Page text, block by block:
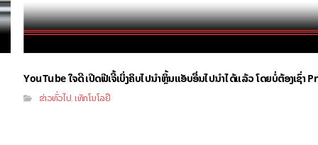
YouTube ໃຈດີ ເປີດຟີເຈີ້ເບິ່ງຄິບໄປນຳຫຼິ້ນແອັບອື່ນໄປນຳໄດ້ແລ້ວ ໂດຍບໍ່ຕ້ອງເຊົ່າ
ຂ່າວທົ່ວໄປ,ເທັກໂນໂລຢີ